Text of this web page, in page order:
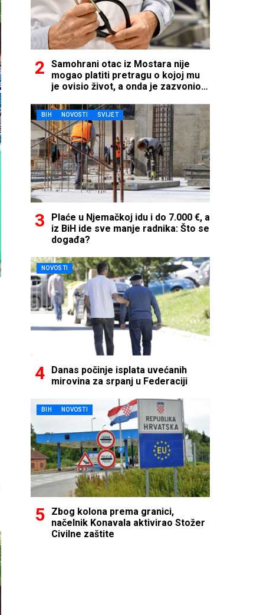
Samohrani otac iz Mostara nije
mogao platiti pretragu o kojoj mu
je ovisio život, a onda je zazvonio
BIH NOVOSTI SVIJET
Plaće u Njemačkoj idu i do 7.000 €, a
iz BiH ide sve manje radnika: Što se
događa?
NOVOSTI
Danas počinje isplata uvećanih
mirovina za srpanj u Federaciji
BIH NOVOSTI
Zbog kolona prema granici,
načelnik Konavala aktivirao Stožer
Civilne zaštite